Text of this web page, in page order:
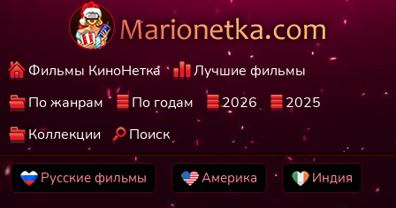
Фильмы КиноНетка
Лучшие фильмы
По жанрам
По годам 2026
2025
Коллекции
Поиск
Русские фильмы Америка Индия